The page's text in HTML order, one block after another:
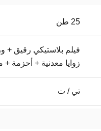
25 طن
فيلم بلاستيكي رقيق +
زوايا معدنية + أحزمة +
تي / ت